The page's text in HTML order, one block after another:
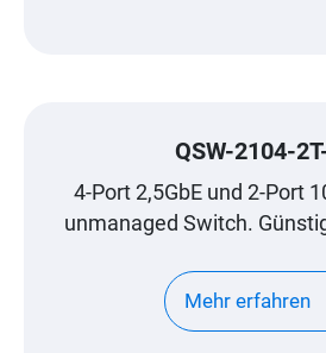
QSW-2104-
4-Port 2,5GbE und 2-Port
unmanaged Switch.
Mehr erfahren